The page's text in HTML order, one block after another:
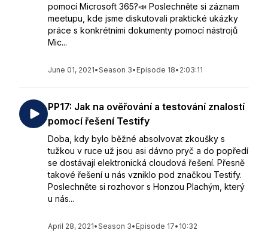
pomocí Microsoft 365?📣 Poslechněte si záznam
meetupu, kde jsme diskutovali praktické ukázky
práce s konkrétními dokumenty pomocí nástrojů
Mic...
June 01, 2021•Season 3• Episode 18• 2:03:11
PP17: Jak na ověřování a testování znalostí
pomocí řešení Testify
Doba, kdy bylo běžné absolvovat zkoušky s
tužkou v ruce už jsou asi dávno pryč a do popředí
se dostávají elektronická cloudová řešení. Přesně
takové řešení u nás vzniklo pod značkou Testify.
Poslechněte si rozhovor s Honzou Plachým, který
u nás...
April 28, 2021•Season 3• Episode 17• 10:32